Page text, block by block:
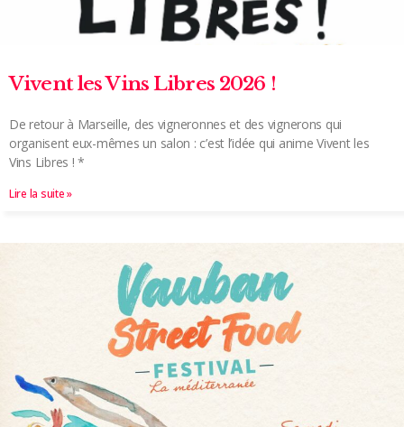
Vivent les Vins Libres 2026 !
De retour à Marseille, des vigneronnes et des vignerons qui
organisent eux-mêmes un salon : c’est l’idée qui anime Vivent les
Vins Libres ! *
Lire la suite »